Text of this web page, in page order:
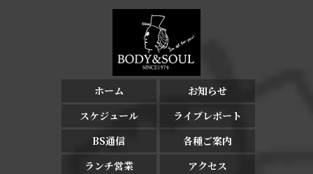
ホーム
お知らせ
スケジュール
ライブレポート
BS通信
各種ご案内
ランチ営業
アクセス